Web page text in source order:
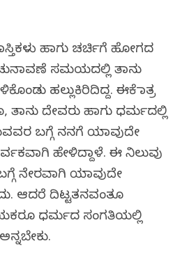
ಹಾಗು ಚರ್ಚಿಗೆ ಹೋಗದ
ಸಮಯದಲ್ಲಿ ತಾನು
ಹಲ್ಲುಕಿರಿದಿದ್ದ. ಈಕೆ ಮಾತ್ರ
ತಾನು ದೇವರು ಹಾಗು ಧರ್ಮದಲ್ಲಿ
ಬಗ್ಗೆ ನನಗೆ ಯಾವುದೇ
ಹೇಳಿದ್ದಾಳೆ. ಈ ನಿಲುವು
ನೇರವಾಗಿ ಯಾವುದೇ
ಆದರೆ ದಿಟ್ಟತನವಂತೂ
ಧರ್ಮದ ಸಂಗತಿಯಲ್ಲಿ